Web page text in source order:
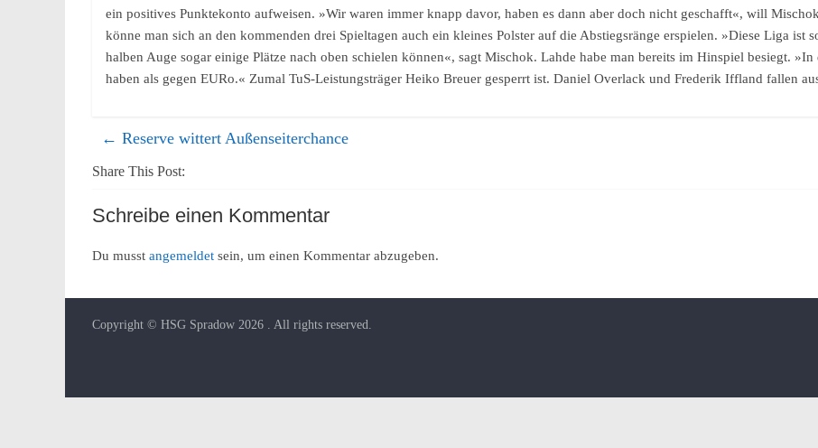
ein positives Punktekonto aufweisen. »Wir waren immer knapp davor, haben es dann aber doch nicht geschafft«, will
könne man sich an den kommenden drei Spieltagen auch ein kleines Polster auf die Abstiegsränge erspielen. »Diese Liga ist
halben Auge sogar einige Plätze nach oben schielen können«, sagt Mischok. Lahde habe man bereits im Hinspiel besiegt.
haben als gegen EURo.« Zumal TuS-Leistungsträger Heiko Breuer gesperrt ist. Daniel Overlack und Frederik Iffland fallen
← Reserve wittert Außenseiterchance
Share This Post:
Schreibe einen Kommentar
Du musst angemeldet sein, um einen Kommentar abzugeben.
Copyright © HSG Spradow 2026 . All rights reserved.